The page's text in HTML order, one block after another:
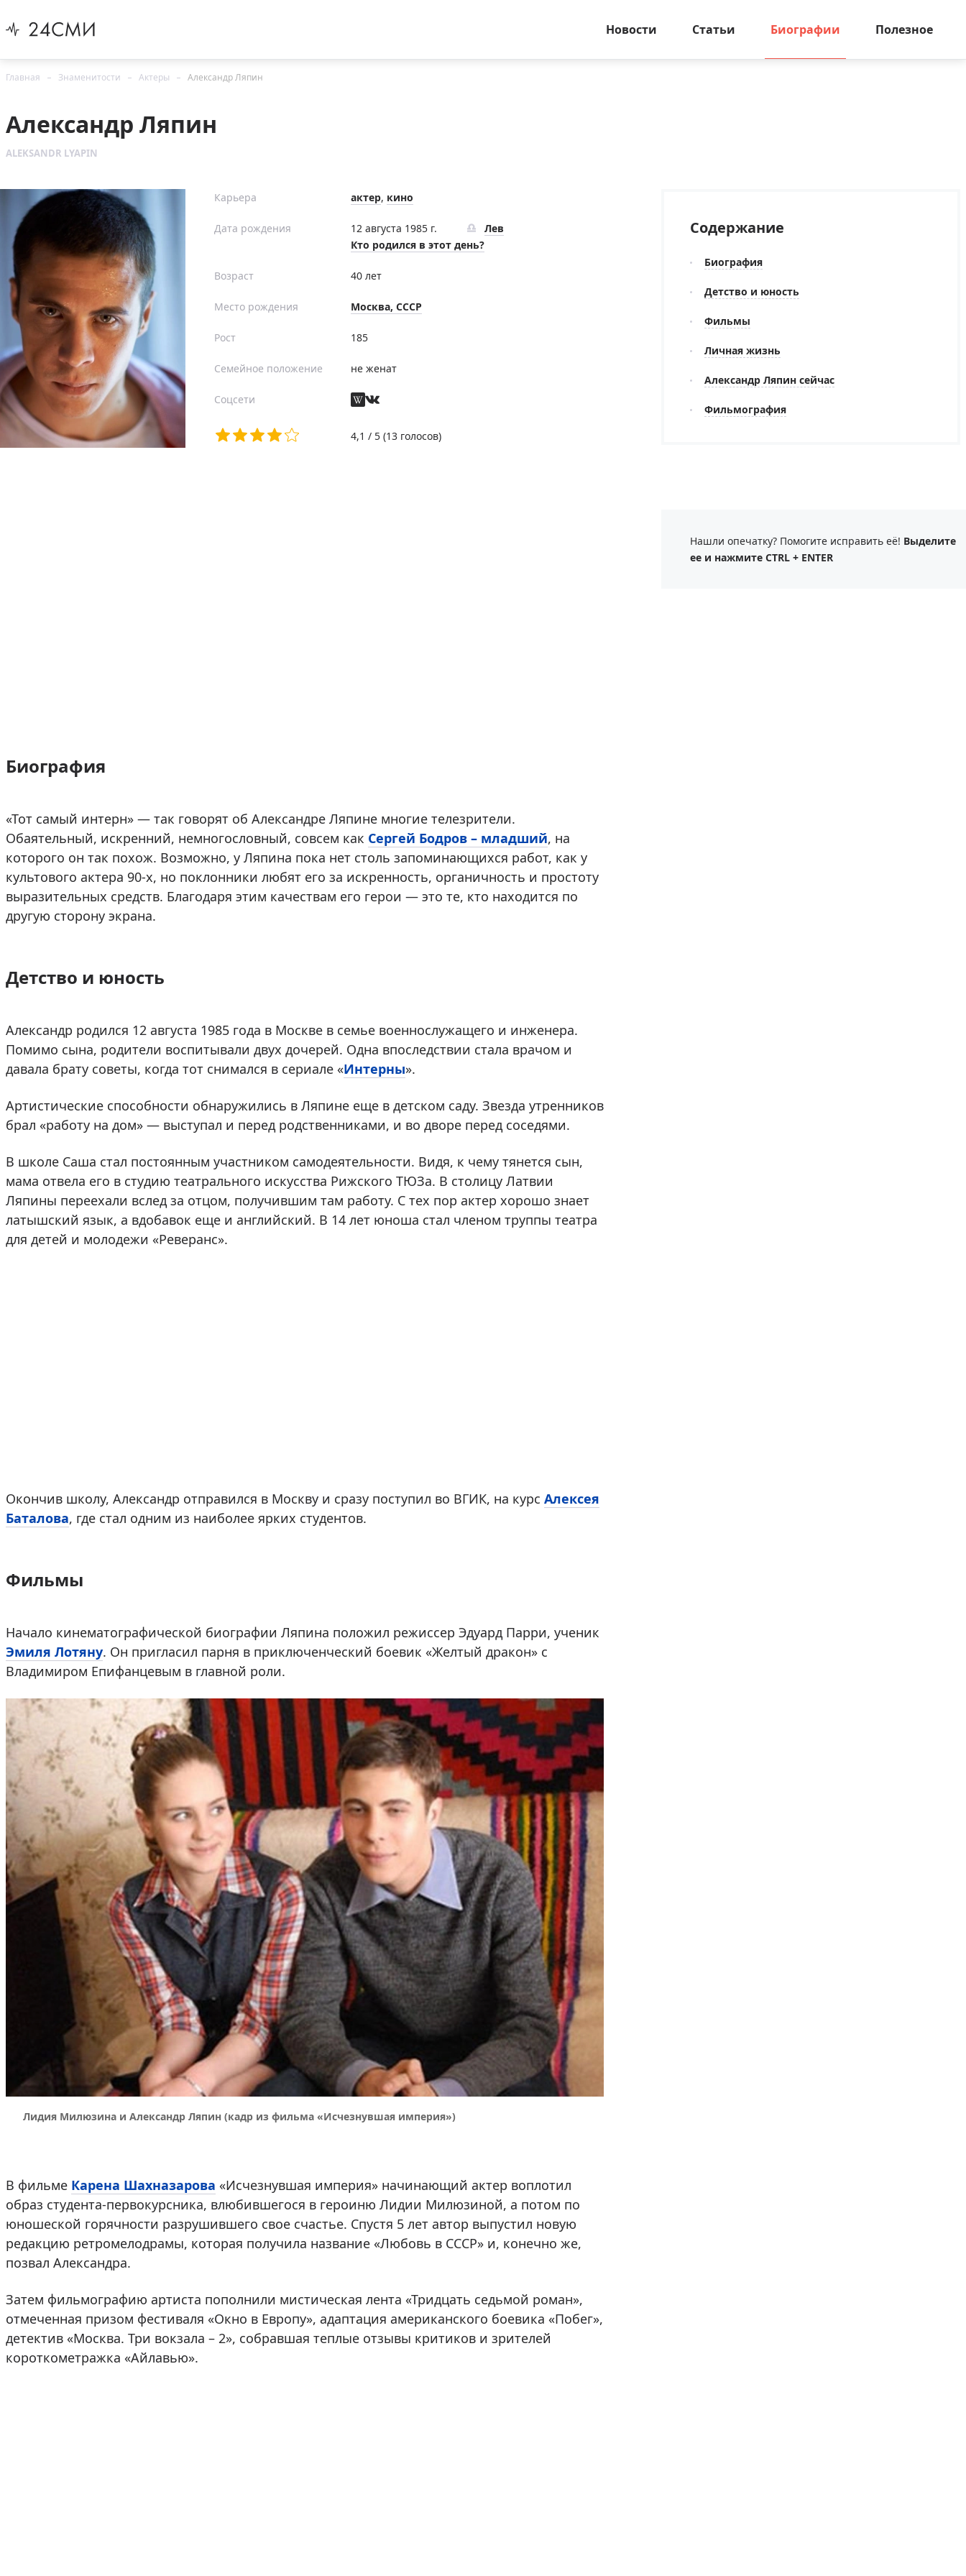
Новости Статьи Биографии Полезное
Главная Знаменитости Актеры Александр Ляпин
Александр Ляпин
ALEKSANDR LYAPIN
Карьера актер, кино
Дата рождения 12 августа 1985 г.
Лев
Кто родился в этот день?
Возраст 40 лет
Место рождения Москва, СССР
Рост 185
Семейное положение не женат
Соцсети
4,1 / 5 (13 голосов)
Биография
«Тот самый интерн» — так говорят об Александре Ляпине многие телезрители.
Обаятельный, искренний, немногословный, совсем как Сергей Бодров – младший, на
которого он так похож. Возможно, у Ляпина пока нет столь запоминающихся работ, как у
культового актера 90-х, но поклонники любят его за искренность, органичность и простоту
выразительных средств. Благодаря этим качествам его герои — это те, кто находится по
другую сторону экрана.
Детство и юность
Александр родился 12 августа 1985 года в Москве в семье военнослужащего и инженера.
Помимо сына, родители воспитывали двух дочерей. Одна впоследствии стала врачом и
давала брату советы, когда тот снимался в сериале «Интерны».
Артистические способности обнаружились в Ляпине еще в детском саду. Звезда утренников
брал «работу на дом» — выступал и перед родственниками, и во дворе перед соседями.
В школе Саша стал постоянным участником самодеятельности. Видя, к чему тянется сын,
мама отвела его в студию театрального искусства Рижского ТЮЗа. В столицу Латвии
Ляпины переехали вслед за отцом, получившим там работу. С тех пор актер хорошо знает
латышский язык, а вдобавок еще и английский. В 14 лет юноша стал членом труппы театра
для детей и молодежи «Реверанс».
Окончив школу, Александр отправился в Москву и сразу поступил во ВГИК, на курс Алексея
Баталова, где стал одним из наиболее ярких студентов.
Фильмы
Начало кинематографической биографии Ляпина положил режиссер Эдуард Парри, ученик
Эмиля Лотяну. Oн пригласил парня в приключенческий боевик «Желтый дракон» с
Владимиром Епифанцевым в главной роли.
Лидия Милюзина и Александр Ляпин (кадр из фильма «Исчезнувшая империя»)
В фильме Карена Шахназарова «Исчезнувшая империя» начинающий актер воплотил
образ студента-первокурсника, влюбившегося в героиню Лидии Милюзиной, а потом по
юношеской горячности разрушившего свое счастье. Спустя 5 лет автор выпустил новую
редакцию ретромелодрамы, которая получила название «Любовь в СССР» и, конечно же,
позвал Александра.
Затем фильмографию артиста пополнили мистическая лента «Тридцать седьмой роман»,
отмеченная призом фестиваля «Окно в Европу», адаптация американского боевика «Побег»,
детектив «Москва. Три вокзала – 2», собравшая теплые отзывы критиков и зрителей
короткометражка «Айлавью».
Содержание
Биография
Детство и юность
Фильмы
Личная жизнь
Александр Ляпин сейчас
Фильмография
Нашли опечатку? Помогите исправить её! Выделите
ее и нажмите CTRL + ENTER